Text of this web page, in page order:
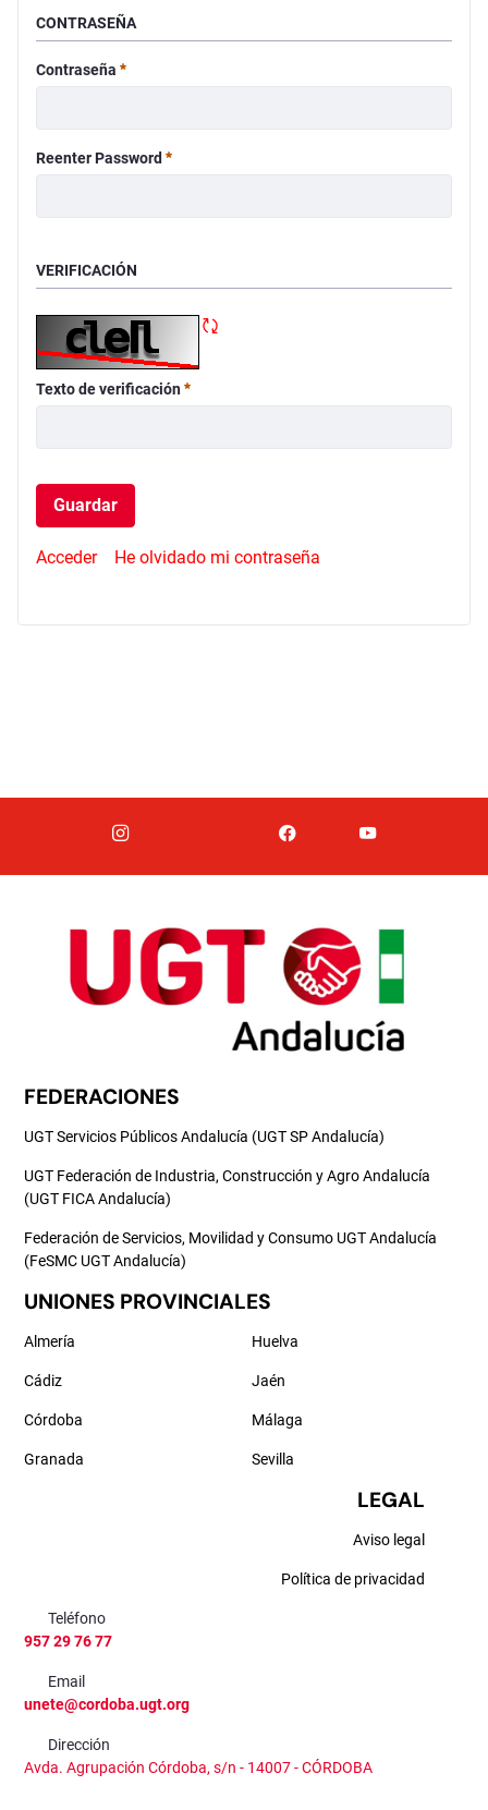
CONTRASEÑA
Contraseña Requerido
Reenter Password Requerido
VERIFICACIÓN
Refrescar CAPTCHA
Texto de verificación Requerido
Guardar
Acceder He olvidado mi contraseña
FEDERACIONES
UGT Servicios Públicos Andalucía (UGT SP Andalucía)
UGT Federación de Industria, Construcción y Agro Andalucía
(UGT FICA Andalucía)
Federación de Servicios, Movilidad y Consumo UGT Andalucía
(FeSMC UGT Andalucía)
UNIONES PROVINCIALES
Almería
Cádiz
Córdoba
Granada
Huelva
Jaén
Málaga
Sevilla
LEGAL
Aviso legal
Política de privacidad
Teléfono
957 29 76 77
Email
unete@cordoba.ugt.org
Dirección
Avda. Agrupación Córdoba, s/n - 14007 - CÓRDOBA